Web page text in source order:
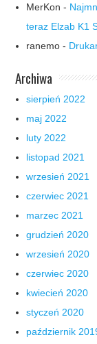
MerKon -
teraz Elzab K1
ranemo -
Archiwa
sierpień 2022
maj 2022
luty 2022
listopad 2021
wrzesień 2021
czerwiec 2021
marzec 2021
grudzień 2020
wrzesień 2020
czerwiec 2020
kwiecień 2020
styczeń 2020
październik